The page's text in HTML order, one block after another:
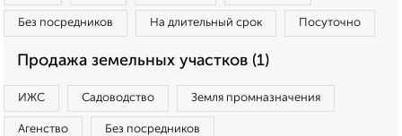
Без посредников На длительный срок Посуточно
Продажа земельных участков (1)
ИЖС Садоводство Земля промназначения
Агенство Без посредников